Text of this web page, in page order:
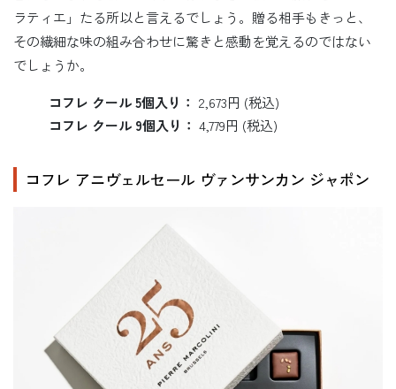
ラティエ」たる所以と言えるでしょう。贈る相手もきっと、
その繊細な味の組み合わせに驚きと感動を覚えるのではない
でしょうか。
コフレ クール 5個入り： 2,673円 (税込)
コフレ クール 9個入り： 4,779円 (税込)
コフレ アニヴェルセール ヴァンサンカン ジャポン